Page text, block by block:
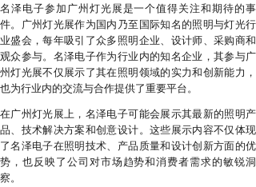
名泽电子参加广州灯光展是一个值得关注和期待的事
件。广州灯光展作为国内乃至国际知名的照明与灯光行
业盛会，每年吸引了众多照明企业、设计师、采购商和
观众参与。名泽电子作为行业内的知名企业，其参与广
州灯光展不仅展示了其在照明领域的实力和创新能力，
也为行业内的交流与合作提供了重要平台。
在广州灯光展上，名泽电子可能会展示其最新的照明产
品、技术解决方案和创意设计。这些展示内容不仅体现
了名泽电子在照明技术、产品质量和设计创新方面的优
势，也反映了公司对市场趋势和消费者需求的敏锐洞
察。